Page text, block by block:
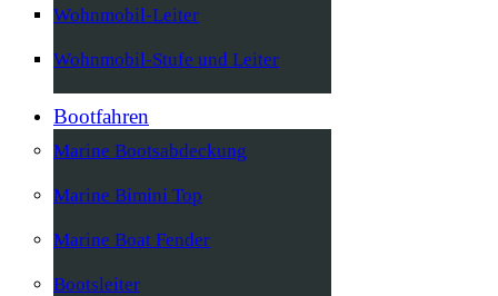
Wohnmobil-Leiter
Wohnmobil-Stufe und Leiter
Bootfahren
Marine Bootsabdeckung
Marine Bimini Top
Marine Boat Fender
Bootsleiter